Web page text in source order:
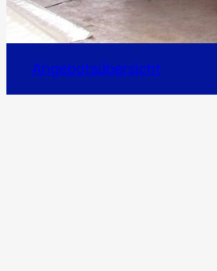
Angebotsübersicht